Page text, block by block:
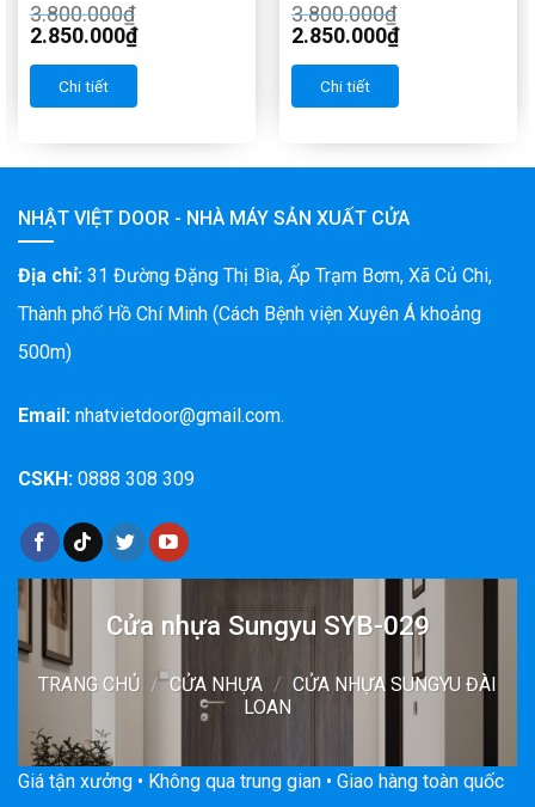
3.800.000₫
2.850.000₫
Chi tiết
3.800.000₫
2.850.000₫
Chi tiết
NHẬT VIỆT DOOR - NHÀ MÁY SẢN XUẤT CỬA
Địa chỉ: 31 Đường Đặng Thị Bìa, Ấp Trạm Bơm, Xã Củ Chi,
Thành phố Hồ Chí Minh (Cách Bệnh viện Xuyên Á khoảng
500m)
Email: nhatvietdoor@gmail.com.
CSKH: 0888 308 309
Cửa nhựa Sungyu SYB-029
TRANG CHỦ / CỬA NHỰA / CỬA NHỰA SUNGYU ĐÀI
LOAN
Giá tận xưởng • Không qua trung gian • Giao hàng toàn quốc